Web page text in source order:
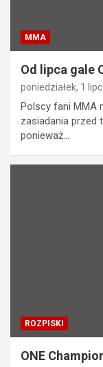
MMA
Od lipca gale
poniedziałek, 1
Polscy fani MMA
zasiadania przed
ponieważ…
ROZPISKI
ONE